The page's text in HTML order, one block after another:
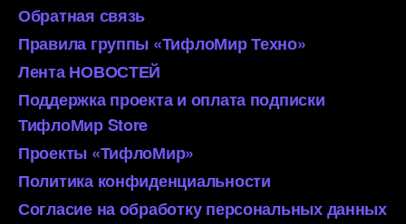
Обратная связь
Правила группы «ТифлоМир Техно»
Лента НОВОСТЕЙ
Поддержка проекта и оплата подписки
ТифлоМир Store
Проекты «ТифлоМир»
Политика конфиденциальности
Согласие на обработку персональных данных